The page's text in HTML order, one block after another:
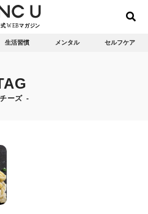
生活習慣 メンタル セルフケア
チーズ